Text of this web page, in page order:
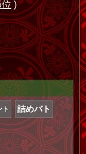
)
ト 詰めバト